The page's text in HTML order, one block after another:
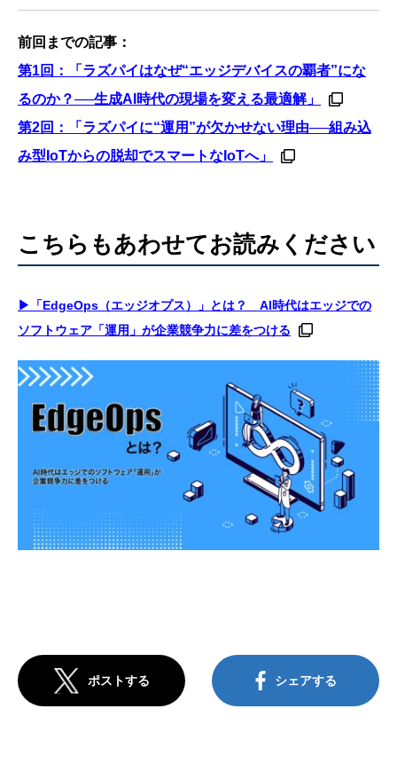
前回までの記事：
第1回：「ラズパイはなぜ“エッジデバイスの覇者”にな
るのか？──生成AI時代の現場を変える最適解」
第2回：「ラズパイに“運用”が欠かせない理由──組み込
み型IoTからの脱却でスマートなIoTへ」
こちらもあわせてお読みください
▶「EdgeOps（エッジオプス）」とは？ AI時代はエッジでの
ソフトウェア「運用」が企業競争力に差をつける
ポストする シェアする